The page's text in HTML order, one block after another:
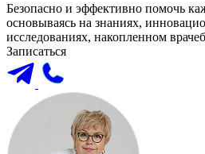
Безопасно и эффективно помочь
основываясь на знаниях,
исследованиях, накопленном
Записаться